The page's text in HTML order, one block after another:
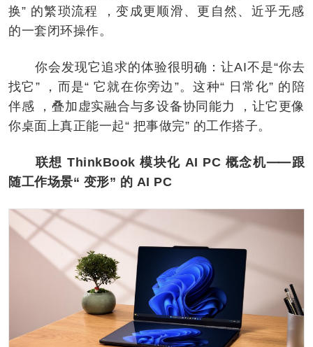
换” 的繁琐流程 ，变成更顺滑、更自然、近乎无感
的一套闭环操作。
你会发现它追求的体验很明确：让AI不是“你去
找它” ，而是“ 它就在你旁边”。这种“ 日常化” 的陪
伴感 ，叠加虚实融合与多设备协同能力 ，让它更像
你桌面上真正能一起“ 把事做完” 的工作搭子。
联想 ThinkBook 模块化 AI PC 概念机⸺跟
随工作场景“ 变形” 的 AI PC